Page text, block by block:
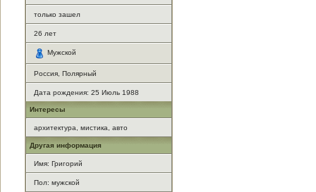
только зашел
26 лет
Мужской
Россия, Полярный
Дата рождения: 25 Июль 1988
Интересы
архитектура, мистика, авто
Другая информация
Имя: Григорий
Пол: мужской